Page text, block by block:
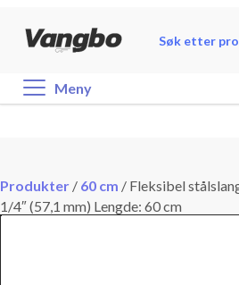
search
Meny
Produkter / 60 cm / Fleksibel
1/4″ (57,1 mm) Lengde: 60 cm